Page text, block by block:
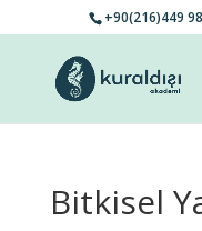
+90(216)449
Bitkisel